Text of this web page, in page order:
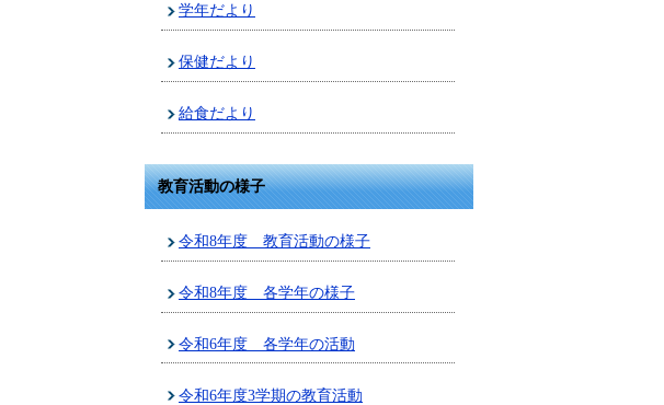
学年だより
保健だより
給食だより
教育活動の様子
令和8年度 教育活動の様子
令和8年度 各学年の様子
令和6年度 各学年の活動
令和6年度3学期の教育活動